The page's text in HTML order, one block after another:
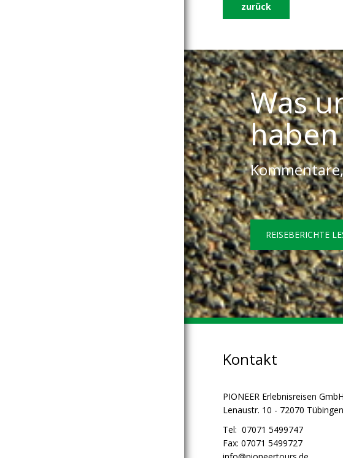
zurück
Was
REISEBERICHTE
Kontakt
PIONEER Erlebnisreisen GmbH
Lenaustr. 10 - 72070 Tübingen
Tel: 07071 5499747
Fax: 07071 5499727